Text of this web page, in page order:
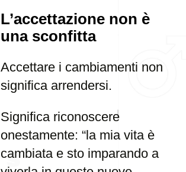
L’accettazione non è
una sconfitta
Accettare i cambiamenti non
significa arrendersi.
Significa riconoscere
onestamente: “la mia vita è
cambiata e sto imparando a